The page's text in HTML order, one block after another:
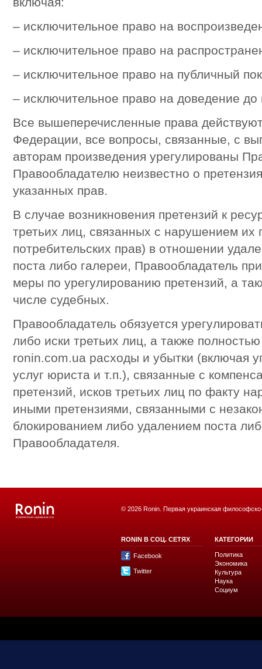
– исключительное право на
– исключительное право на
– исключительное право на публичный
– исключительное право на доведение
Все вышеперечисленные права
Федерации, все вопросы, связанные, с
авторам произведения урегулированы
Правообладателю неизвестно о
указанных прав.
В случае возникновения претензий к
третьих лиц, связанных с нарушением их
потребительских прав) в отношении
поста либо галереи, Правообладатель
меры по урегулированию претензий, а
числе судебных.
Правообладатель обязуется
либо иски третьих лиц, а также
ronin.com.ua расходы и убытки (включая
услуг юриста и т.п.), связанные с
претензий, исков третьих лиц по факту
иными претензиями, связанными с
блокированием либо удалением поста
Правообладателя.
© 2026 Ronin. Первая украинская
RONIN В СОЦ. СЕТЯХ
Facebook
Twitter
КАТЕГОРИИ
Политика
Экономика
Культура
Наука
Социум